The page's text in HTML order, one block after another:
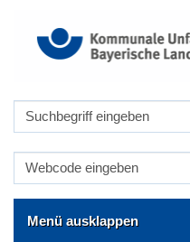
Menü ausklappen